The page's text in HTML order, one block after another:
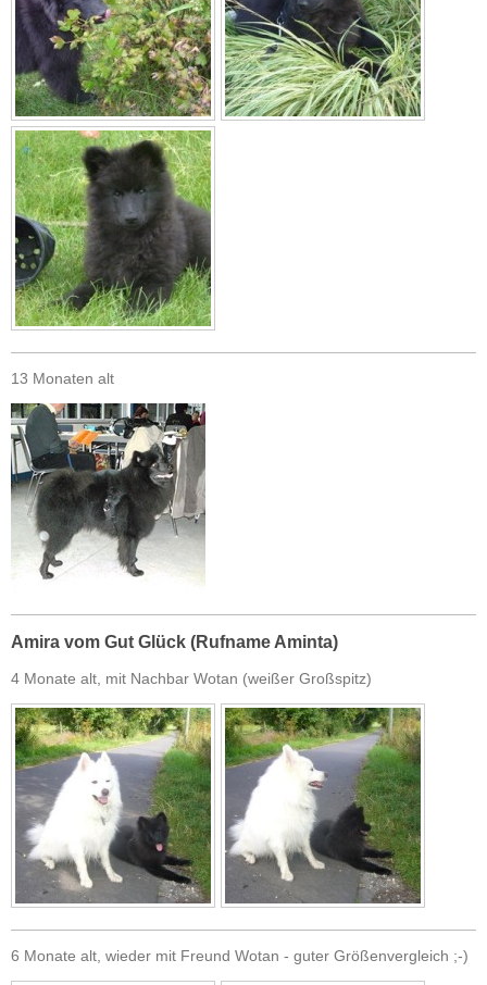
13 Monaten alt
Amira vom Gut Glück (Rufname Aminta)
4 Monate alt, mit Nachbar Wotan (weißer Großspitz)
6 Monate alt, wieder mit Freund Wotan - guter Größenvergleich ;-)